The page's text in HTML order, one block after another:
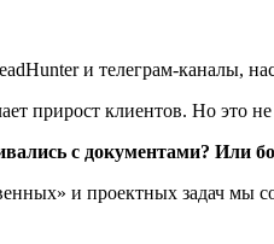
и телеграм-каналы,
прирост клиентов. Но это не
с документами? Или
и проектных задач мы